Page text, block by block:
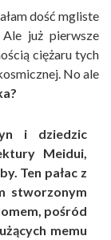
dość mgliste
już pierwsze
ciężaru tych
No ale
i dziedzic
Meidui,
Ten pałac z
stworzonym
pośród
memu